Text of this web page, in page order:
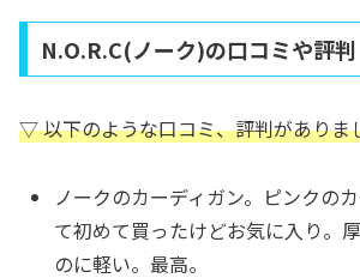
N.O.R.C(ノーク)の口コミや評判
▽ 以下のような口コミ、評判がありま
ノークのカーディガン。ピンクの
て初めて買ったけどお気に入り。
のに軽い。最高。